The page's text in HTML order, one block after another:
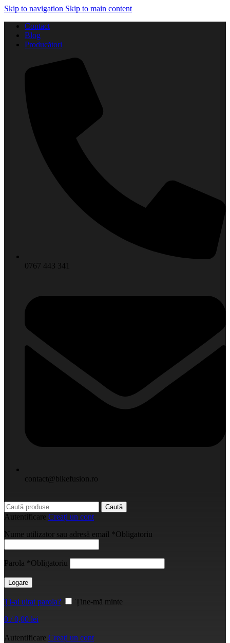
Skip to navigation Skip to main content
Contact
Blog
Producători
0767 443 341
contact@bikefusion.ro
Caută
Autentificare Creați un cont
Nume utilizator sau adresă email *Obligatoriu
Parola *Obligatoriu
Logare
Ți-ai uitat parola?
Ține-mă minte
0 / 0,00 lei
Autentificare Creați un cont